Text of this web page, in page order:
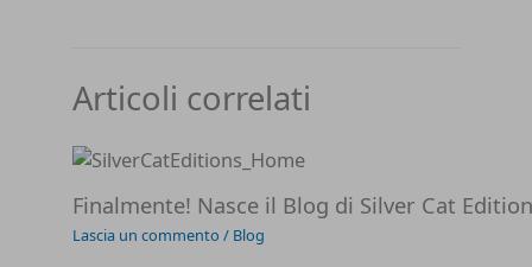
Articoli correlati
Finalmente! Nasce il Blog di Silver Cat
Lascia un commento / Blog